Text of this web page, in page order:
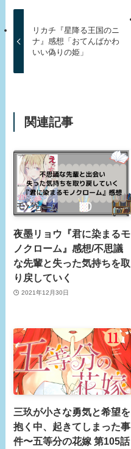
リカチ『星降る王国のニ
ナ』感想「おてんばかわ
いい偽りの姫」
関連記事
夜墨リョウ『君に染まるモ
ノクローム』感想/不思議
な先輩と失った気持ちを取
り戻していく
2021年12月30日
三玖が小さな勇気と希望を
抱く中、起きてしまった事
件〜五等分の花嫁 第105話